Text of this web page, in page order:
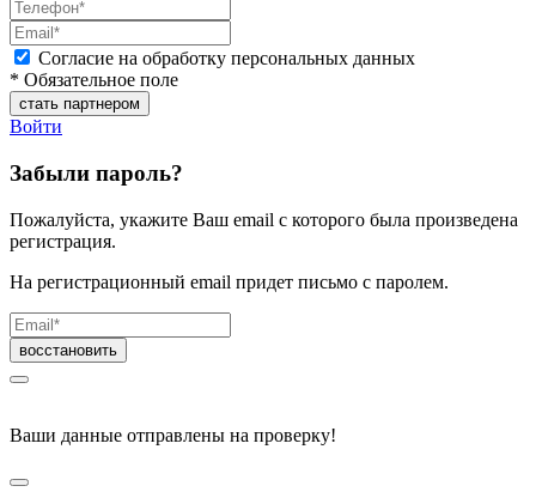
Согласие на обработку персональных данных
* Обязательное поле
Войти
Забыли пароль?
Пожалуйста, укажите Ваш email с которого была произведена
регистрация.
На регистрационный email придет письмо с паролем.
Ваши данные отправлены на проверку!